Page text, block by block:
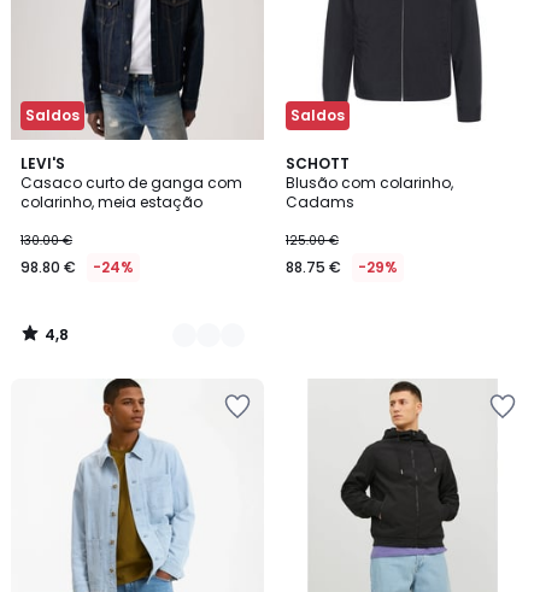
Saldos
LEVI'S
Casaco curto de ganga com
colarinho, meia estação
130.00 €
98.80 € -24%
4,8
/ 5
2
Cores
4,8
/
Saldos
SCHOTT
Blusão com colarinho,
Cadams
125.00 €
88.75 € -29%